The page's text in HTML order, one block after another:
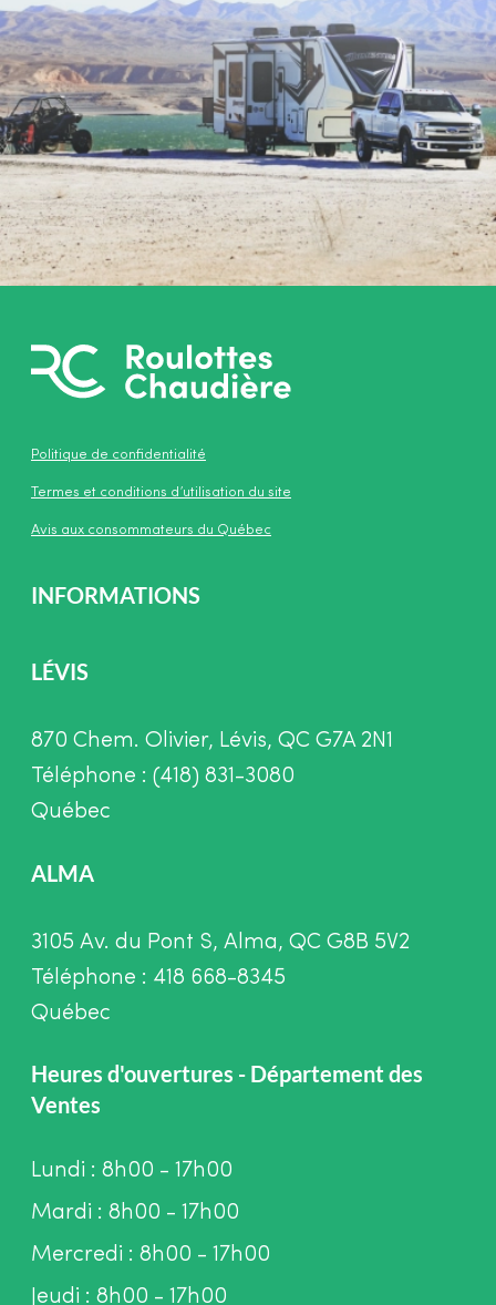
Politique de confidentialité
Termes et conditions d’utilisation du site
Avis aux consommateurs du Québec
INFORMATIONS
LÉVIS
870 Chem. Olivier, Lévis, QC G7A 2N1
Téléphone : (418) 831-3080
Québec
ALMA
3105 Av. du Pont S, Alma, QC G8B 5V2
Téléphone : 418 668-8345
Québec
Heures d'ouvertures - Département des
Ventes
Lundi : 8h00 - 17h00
Mardi : 8h00 - 17h00
Mercredi : 8h00 - 17h00
Jeudi : 8h00 - 17h00